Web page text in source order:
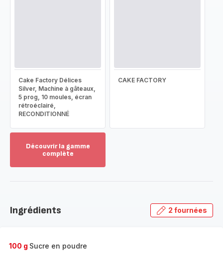
Cake Factory Délices
Silver, Machine à gâteaux,
5 prog, 10 moules, écran
rétroéclairé,
RECONDITIONNÉ
CAKE FACTORY
Découvrir la gamme
complète
gamme
Ingrédients 2 fournées
100 g Sucre en poudre